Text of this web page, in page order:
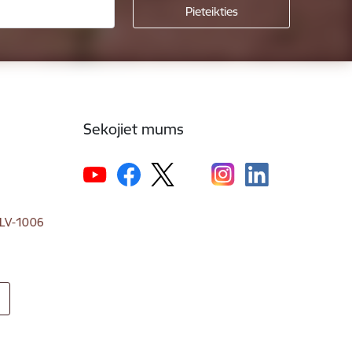
1006
Sekojiet mums